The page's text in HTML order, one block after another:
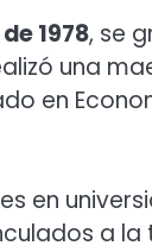
1978, se
una
en
en
a